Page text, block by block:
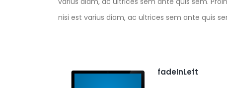
nisi est varius diam, ac ultrices sem ante quis
fadeInLeft